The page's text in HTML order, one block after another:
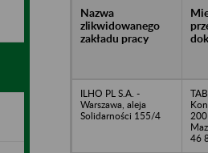
Nazwa
zlikwidowanego
zakładu pracy
ILHO PL S.A. -
Warszawa, aleja
Solidarności 155/4
200
46